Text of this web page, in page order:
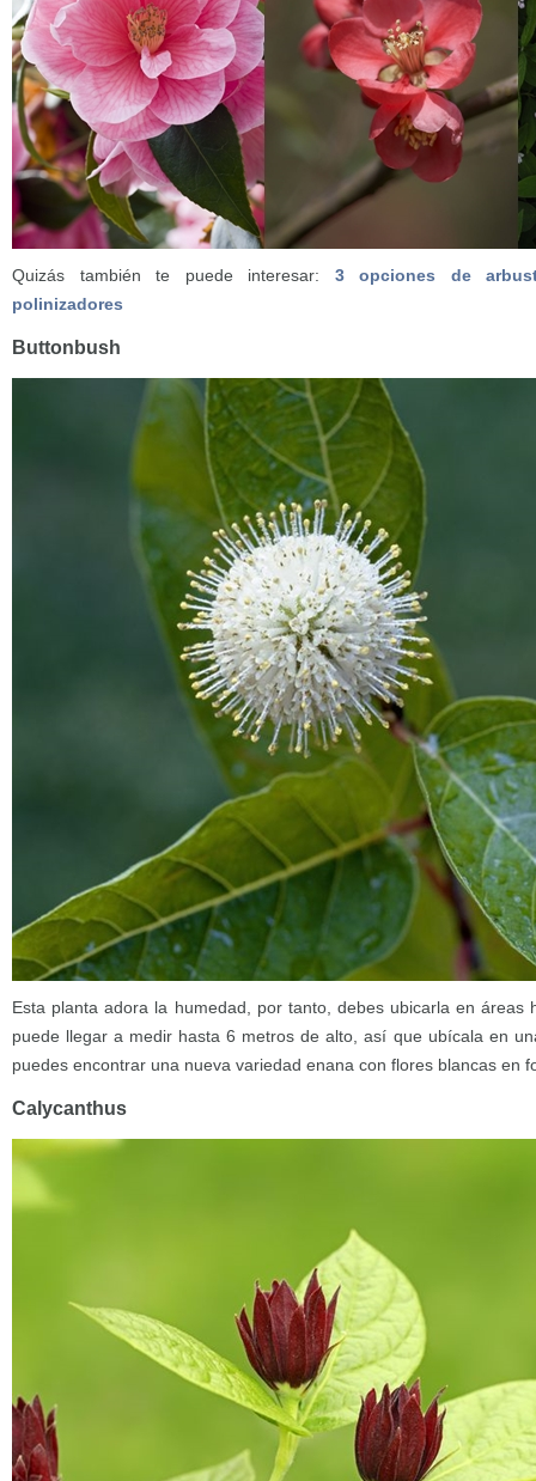
Quizás también te puede interesar: 3 opciones de
polinizadores
Buttonbush
Esta planta adora la humedad, por tanto, debes ubicarla en áreas
puede llegar a medir hasta 6 metros de alto, así que ubícala en
puedes encontrar una nueva variedad enana con flores blancas en
Calycanthus